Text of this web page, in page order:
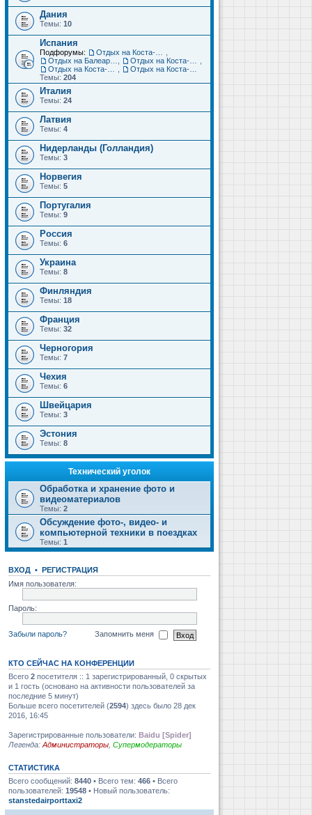
Дания
Темы: 10
Испания
Подфорумы:
Темы: 204
Италия
Темы: 24
Латвия
Темы: 4
Нидерланды (Голландия)
Темы: 3
Норвегия
Темы: 5
Португалия
Темы: 9
Россия
Темы: 6
Украина
Темы: 8
Финляндия
Темы: 18
Франция
Темы: 32
Черногория
Темы: 7
Чехия
Темы: 6
Швейцария
Темы: 3
Эстония
Темы: 8
Технический уголок
Обработка и хранение фото и
видеоматериалов
Темы: 2
Обсуждение фото-, видео- и
компьютерной техники в поездках
Темы: 1
ВХОД • РЕГИСТРАЦИЯ
Имя пользователя:
Пароль:
Забыли пароль? Запомнить меня
КТО СЕЙЧАС НА КОНФЕРЕНЦИИ
Всего 2 посетителя :: 1 зарегистрированный, 0 скрытых
и 1 гость (основано на активности пользователей за
последние 5 минут)
Больше всего посетителей (2594) здесь было 28 дек
2016, 16:45
Зарегистрированные пользователи: Baidu [Spider]
Легенда: Администраторы Супермодераторы
СТАТИСТИКА
Всего сообщений: 8440 • Всего тем: 466 • Всего
пользователей: 19548 • Новый пользователь:
stanstedairporttaxi2